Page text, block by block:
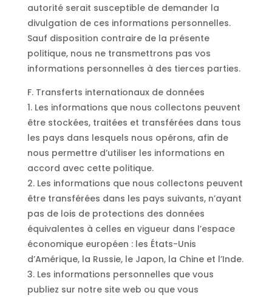
autorité serait susceptible de demander la
divulgation de ces informations personnelles.
Sauf disposition contraire de la présente
politique, nous ne transmettrons pas vos
informations personnelles à des tierces parties.
F. Transferts internationaux de données
1. Les informations que nous collectons peuvent
être stockées, traitées et transférées dans tous
les pays dans lesquels nous opérons, afin de
nous permettre d’utiliser les informations en
accord avec cette politique.
2. Les informations que nous collectons peuvent
être transférées dans les pays suivants, n’ayant
pas de lois de protections des données
équivalentes à celles en vigueur dans l’espace
économique européen : les États-Unis
d’Amérique, la Russie, le Japon, la Chine et l’Inde.
3. Les informations personnelles que vous
publiez sur notre site web ou que vous